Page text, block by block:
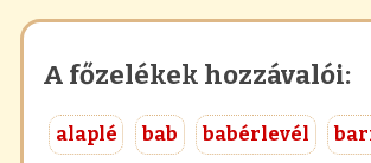
A főzelékek hozzávalói:
alaplé bab babérlevél